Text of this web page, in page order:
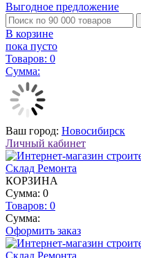
Выгодное предложение
В корзине
пока пусто
Товаров: 0
Сумма:
Ваш город: Новосибирск
Личный кабинет
КОРЗИНА
Сумма: 0
Товаров: 0
Сумма:
Оформить заказ